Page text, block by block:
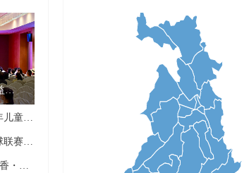
兴义市开展“育见未来”家庭教育公益讲座
兴义：1691名“爱心妈妈”温情守护少年儿童健康成长
兴义市青少年第二届“阳光杯”校园手球联赛开赛
黔西南州、兴义市2026年“万峰林润书香・绿书签护成长”全民阅读周暨“绿书签”系列宣传活动启动仪式举行